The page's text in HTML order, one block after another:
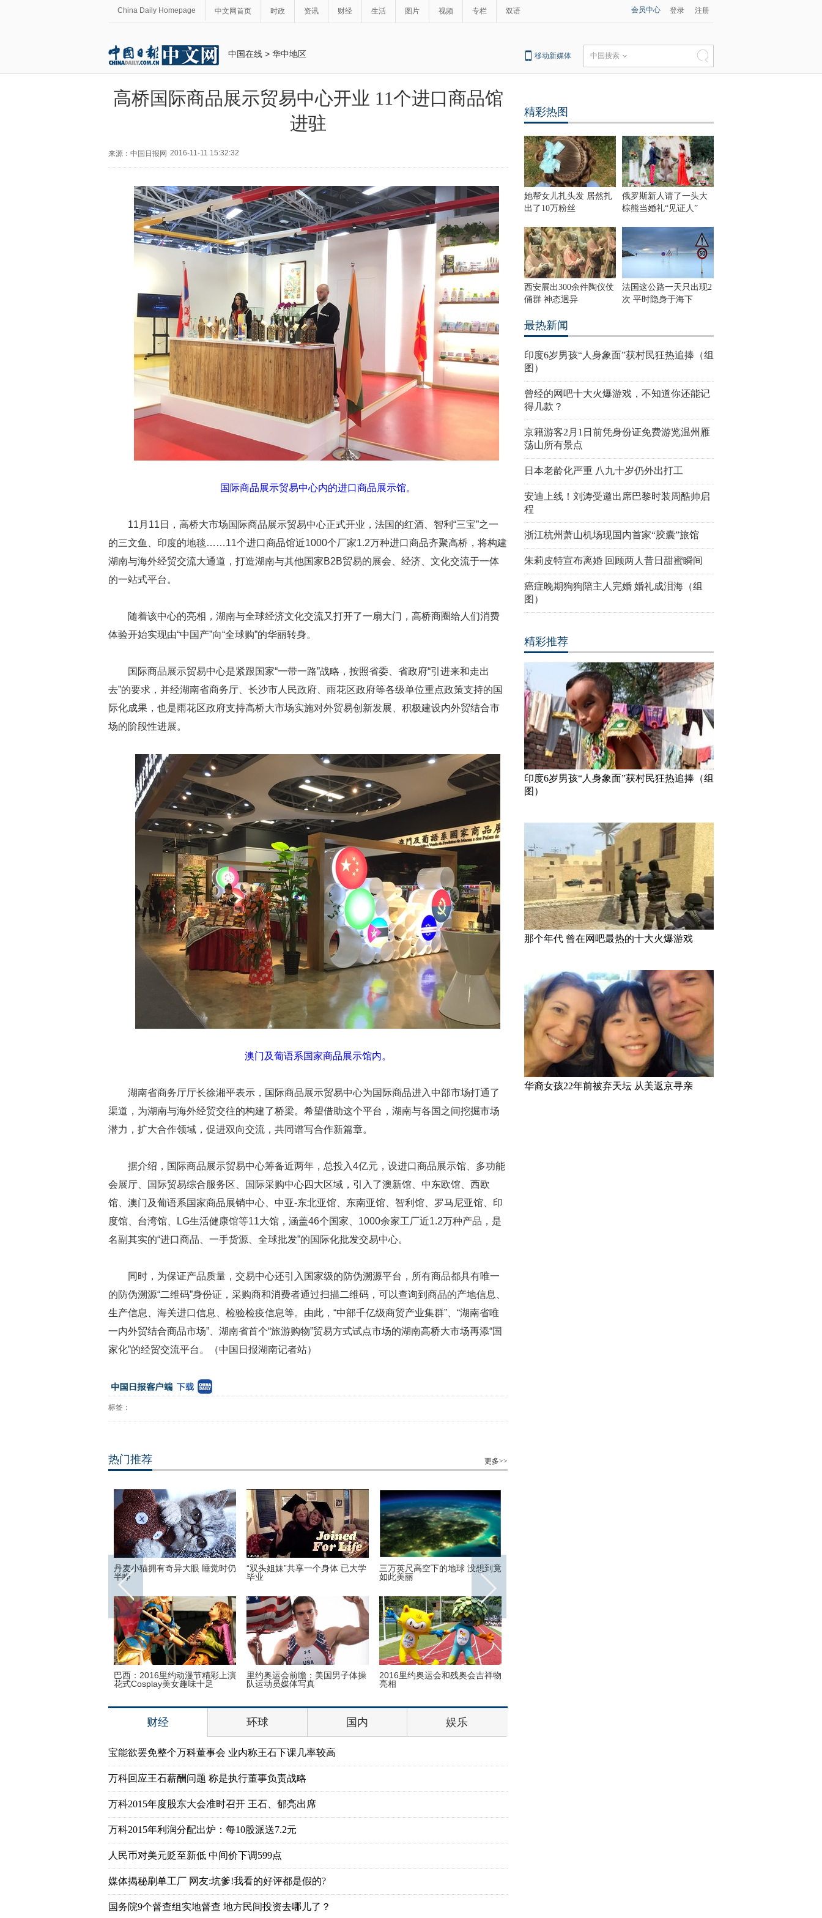
China Daily Homepage 中文网首页 时政 资讯 财经 生活 图片 视频 专栏 双语 会员中心 登录 注册
中国在线 > 华中地区 移动新媒体 中国搜索
高桥国际商品展示贸易中心开业 11个进口商品馆
进驻
来源：中国日报网 2016-11-11 15:32:32
国际商品展示贸易中心内的进口商品展示馆。
11月11日，高桥大市场国际商品展示贸易中心正式开业，法国的红酒、智利“三宝”之一
的三文鱼、印度的地毯……11个进口商品馆近1000个厂家1.2万种进口商品齐聚高桥，将构建
湖南与海外经贸交流大通道，打造湖南与其他国家B2B贸易的展会、经济、文化交流于一体
的一站式平台。
随着该中心的亮相，湖南与全球经济文化交流又打开了一扇大门，高桥商圈给人们消费
体验开始实现由“中国产”向“全球购”的华丽转身。
国际商品展示贸易中心是紧跟国家“一带一路”战略，按照省委、省政府“引进来和走出
去”的要求，并经湖南省商务厅、长沙市人民政府、雨花区政府等各级单位重点政策支持的国
际化成果，也是雨花区政府支持高桥大市场实施对外贸易创新发展、积极建设内外贸结合市
场的阶段性进展。
澳门及葡语系国家商品展示馆内。
湖南省商务厅厅长徐湘平表示，国际商品展示贸易中心为国际商品进入中部市场打通了
渠道，为湖南与海外经贸交往的构建了桥梁。希望借助这个平台，湖南与各国之间挖掘市场
潜力，扩大合作领域，促进双向交流，共同谱写合作新篇章。
据介绍，国际商品展示贸易中心筹备近两年，总投入4亿元，设进口商品展示馆、多功能
会展厅、国际贸易综合服务区、国际采购中心四大区域，引入了澳新馆、中东欧馆、西欧
馆、澳门及葡语系国家商品展销中心、中亚-东北亚馆、东南亚馆、智利馆、罗马尼亚馆、印
度馆、台湾馆、LG生活健康馆等11大馆，涵盖46个国家、1000余家工厂近1.2万种产品，是
名副其实的“进口商品、一手货源、全球批发”的国际化批发交易中心。
同时，为保证产品质量，交易中心还引入国家级的防伪溯源平台，所有商品都具有唯一
的防伪溯源“二维码”身份证，采购商和消费者通过扫描二维码，可以查询到商品的产地信息、
生产信息、海关进口信息、检验检疫信息等。由此，“中部千亿级商贸产业集群”、“湖南省唯
一内外贸结合商品市场”、湖南省首个“旅游购物”贸易方式试点市场的湖南高桥大市场再添“国
家化”的经贸交流平台。（中国日报湖南记者站）
标签：
热门推荐 更多>>
她帮女儿扎头发 居然扎出了10
万粉丝
世界50个民族的素颜美女代表都
长啥样
陪新女友在加拿大家中“宅”一周
哈里王子找到真爱了？
世界上最老的民族正在面临文化
危机
三万英尺高空下的地球 没想到竟
如此美丽
2016里约奥运会和残奥会吉祥物
亮相
财经 环球 国内 娱乐
宝能欲罢免整个万科董事会 业内称王石下课几率较高
万科回应王石薪酬问题 称是执行董事负责战略
万科2015年度股东大会准时召开 王石、郁亮出席
万科2015年利润分配出炉：每10股派送7.2元
人民币对美元贬至新低 中间价下调599点
媒体揭秘刷单工厂 网友:坑爹!我看的好评都是假的?
国务院9个督查组实地督查 地方民间投资去哪儿了？
精彩热图
她帮女儿扎头发 居然扎
出了10万粉丝
俄罗斯新人请了一头大
棕熊当婚礼“见证人”
西安展出300余件陶仪仗
俑群 神态迥异
法国这公路一天只出现2
次 平时隐身于海下
最热新闻
印度6岁男孩“人身象面”获村民狂热追捧（组
图）
曾经的网吧十大火爆游戏，不知道你还能记
得几款？
京籍游客2月1日前凭身份证免费游览温州雁
荡山所有景点
日本老龄化严重 八九十岁仍外出打工
安迪上线！刘涛受邀出席巴黎时装周酷帅启
程
浙江杭州萧山机场现国内首家“胶囊”旅馆
朱莉皮特宣布离婚 回顾两人昔日甜蜜瞬间
癌症晚期狗狗陪主人完婚 婚礼成泪海（组
图）
精彩推荐
印度6岁男孩“人身象面”获村民狂热追捧（组
图）
那个年代 曾在网吧最热的十大火爆游戏
华裔女孩22年前被弃天坛 从美返京寻亲